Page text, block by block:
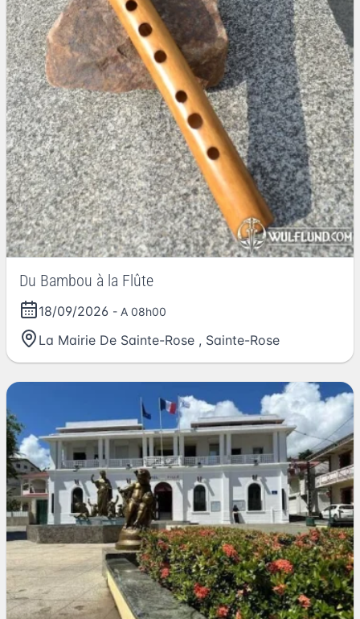
Du Bambou à la Flûte
18/09/2026 - A 08h00
La Mairie De Sainte-Rose , Sainte-Rose